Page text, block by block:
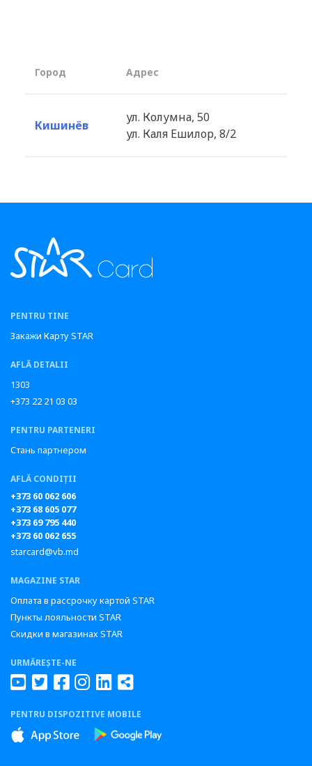
Город Aдрес
Кишинёв
ул. Колумна, 50
ул. Каля Ешилор, 8/2
PENTRU TINE
Закажи Карту STAR
AFLĂ DETALII
1303
+373 22 21 03 03
PENTRU PARTENERI
Стань партнером
AFLĂ CONDIȚII
+373 60 062 606
+373 68 605 077
+373 69 795 440
+373 60 062 655
starcard@vb.md
MAGAZINE STAR
Оплата в рассрочку картой STAR
Пункты лояльности STAR
Скидки в магазинах STAR
URMĂREȘTE-NE
PENTRU DISPOZITIVE MOBILE